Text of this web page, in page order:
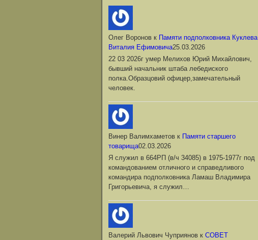
Олег Вороновк Памяти подполковника Куклева
Виталия Ефимовича25.03.2026
22 03 2026г умер Мелихов Юрий Михайлович,
бывший начальник штаба лебедиского
полка.Образцовий офицер,замечательный
человек.
Винер Валимхаметовк Памяти старшего
товарища02.03.2026
Я служил в 664РП (в/ч 34085) в 1975-1977г под
командованием отличного и справедливого
командира подполковника Ламаш Владимира
Григорьевича, я служил…
Валерий Львович Чуприяновк СОВЕТ